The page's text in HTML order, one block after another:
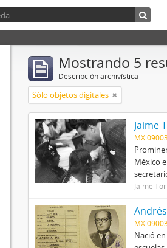
Mostrando 5
Descripción archivística
Sólo objetos digitales
Jaime
MX
México
Jaime
MX
Nació